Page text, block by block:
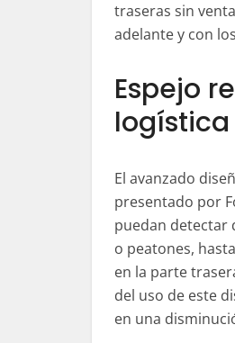
traseras sin
adelante y con
Espejo
logística
El avanzado
presentado por
puedan detectar
o peatones,
en la parte
del uso de este
en una